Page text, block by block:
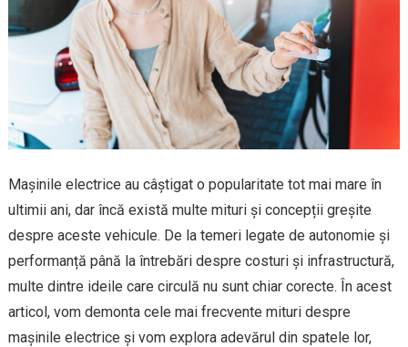
Mașinile electrice au câștigat o popularitate tot mai mare în
ultimii ani, dar încă există multe mituri și concepții greșite
despre aceste vehicule. De la temeri legate de autonomie și
performanță până la întrebări despre costuri și infrastructură,
multe dintre ideile care circulă nu sunt chiar corecte. În acest
articol, vom demonta cele mai frecvente mituri despre
mașinile electrice și vom explora adevărul din spatele lor,